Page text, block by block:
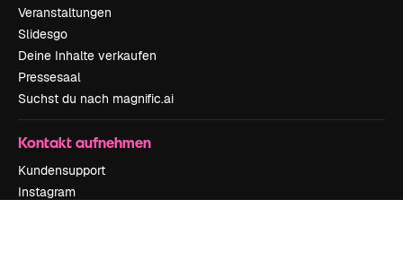
Veranstaltungen
Slidesgo
Deine Inhalte verkaufen
Pressesaal
Suchst du nach magnific.ai
Kontakt aufnehmen
Kundensupport
Instagram